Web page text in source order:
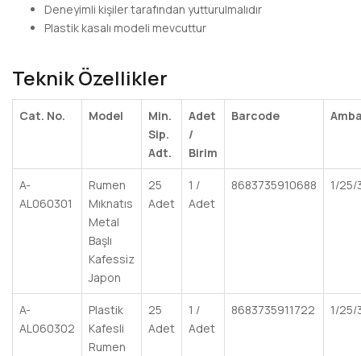
Deneyimli kişiler tarafından yutturulmalıdır
Plastik kasalı modeli mevcuttur
Teknik Özellikler
Cat. No. Model
Min.
Sip.
Adt.
Adet
/
Birim
Barcode
A-
AL060301
Rumen
Mıknatıs
Metal
Başlı
Kafessiz
Japon
25
Adet
1 /
Adet
8683735910688 1/25/
A-
AL060302
Plastik
Kafesli
Rumen
25
Adet
1 /
Adet
8683735911722 1/25/